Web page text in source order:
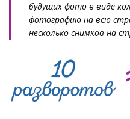
будущих фото в виде
фотографию на всю
несколько снимков на